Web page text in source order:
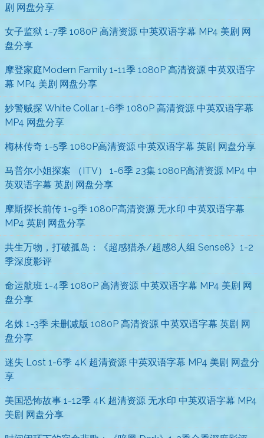
剧 网盘分享
女子监狱 1-7季 1080P 高清资源 中英双语字幕 MP4 美剧 网
盘分享
摩登家庭Modern Family 1-11季 1080P 高清资源 中英双语字
幕 MP4 美剧 网盘分享
妙警贼探 White Collar 1-6季 1080P 高清资源 中英双语字幕
MP4 网盘分享
梅林传奇 1-5季 1080P高清资源 中英双语字幕 英剧 网盘分享
马普尔小姐探案 （ITV） 1-6季 23集 1080P高清资源 MP4 中
英双语字幕 英剧 网盘分享
摩斯探长前传 1-9季 1080P高清资源 无水印 中英双语字幕
MP4 英剧 网盘分享
共生万物，打破孤岛：《超感猎杀/超感8人组 Sense8》1-2
季深度影评
命运航班 1-4季 1080P 高清资源 中英双语字幕 MP4 美剧 网
盘分享
名姝 1-3季 未删减版 1080P 高清资源 中英双语字幕 英剧 网
盘分享
迷失 Lost 1-6季 4K 超清资源 中英双语字幕 MP4 美剧 网盘分
享
美国恐怖故事 1-12季 4K 超清资源 无水印 中英双语字幕 MP4
美剧 网盘分享